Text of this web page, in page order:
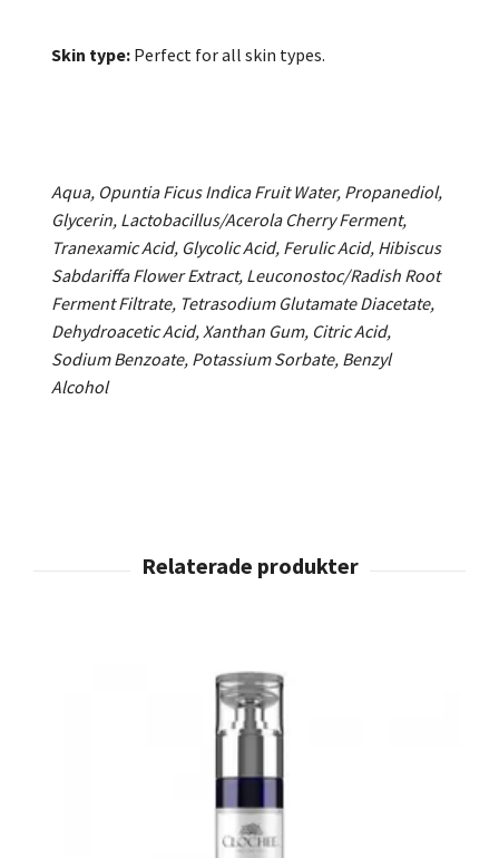
Skin type: Perfect for all skin types.
Aqua, Opuntia Ficus Indica Fruit Water, Propanediol,
Glycerin, Lactobacillus/Acerola Cherry Ferment,
Tranexamic Acid, Glycolic Acid, Ferulic Acid, Hibiscus
Sabdariffa Flower Extract, Leuconostoc/Radish Root
Ferment Filtrate, Tetrasodium Glutamate Diacetate,
Dehydroacetic Acid, Xanthan Gum, Citric Acid,
Sodium Benzoate, Potassium Sorbate, Benzyl
Alcohol